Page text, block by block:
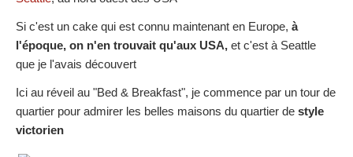
Si c'est un cake qui est connu maintenant en Europe, à
l'époque, on n'en trouvait qu'aux USA, et c'est à Seattle
que je l'avais découvert
Ici au réveil au "Bed & Breakfast", je commence par un tour de
quartier pour admirer les belles maisons du quartier de style
victorien